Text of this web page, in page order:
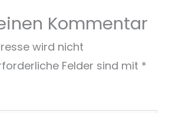
Kommentar
wird nicht
Felder sind mit *